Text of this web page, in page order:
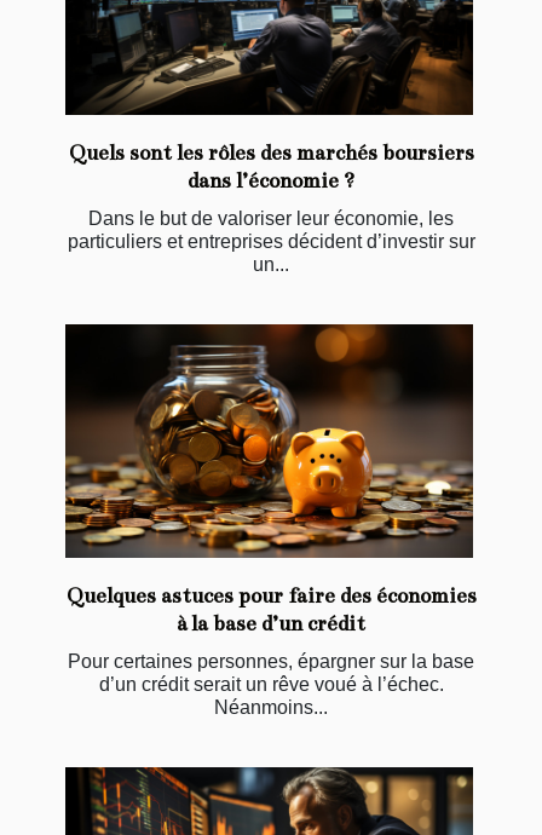
Quels sont les rôles des marchés boursiers
dans l’économie ?
Dans le but de valoriser leur économie, les
particuliers et entreprises décident d’investir sur
un...
Quelques astuces pour faire des économies
à la base d’un crédit
Pour certaines personnes, épargner sur la base
d’un crédit serait un rêve voué à l’échec.
Néanmoins...